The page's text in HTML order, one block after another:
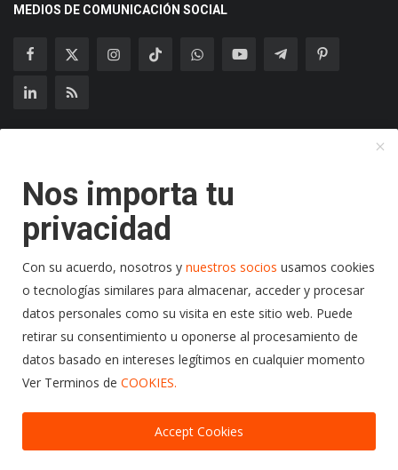
MEDIOS DE COMUNICACIÓN SOCIAL
Copyright 2024 Radio Play Stereo- Todos los Derechos
Terminos y Condiciones
Politicas de Privacidad
Politicas de Cookies
Nos importa tu
privacidad
Con su acuerdo, nosotros y nuestros socios usamos cookies
o tecnologías similares para almacenar, acceder y procesar
datos personales como su visita en este sitio web. Puede
retirar su consentimiento u oponerse al procesamiento de
datos basado en intereses legítimos en cualquier momento
Ver Terminos de COOKIES.
Accept Cookies